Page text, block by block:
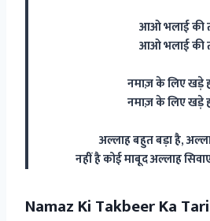
आओ भलाई की
आओ भलाई की
नमाज़ के लिए खड़े
नमाज़ के लिए खड़े
अल्लाह बहुत बड़ा है,
नहीं है कोई माबूद अल्लाह
Namaz Ki Takbeer Ka